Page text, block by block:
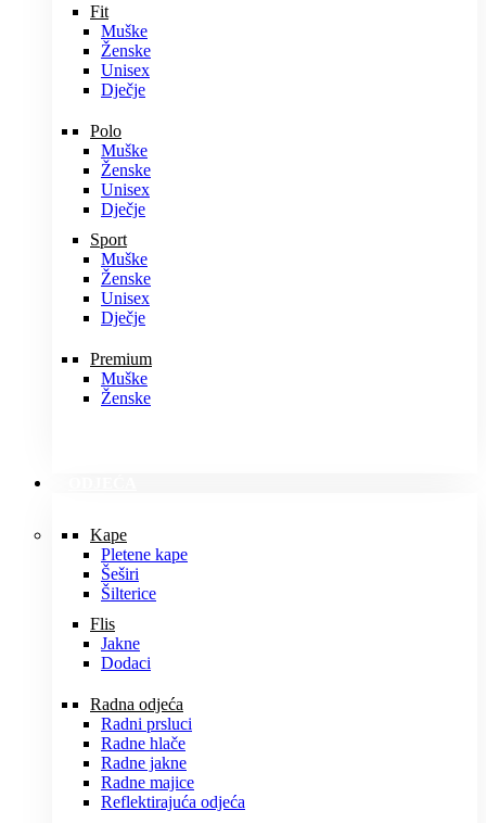
Fit
Muške
Ženske
Unisex
Dječje
Polo
Muške
Ženske
Unisex
Dječje
Sport
Muške
Ženske
Unisex
Dječje
Premium
Muške
Ženske
Kape
Pletene kape
Šeširi
Šilterice
Flis
Jakne
Dodaci
Radna odjeća
Radni prsluci
Radne hlače
Radne jakne
Radne majice
Reflektirajuća odjeća